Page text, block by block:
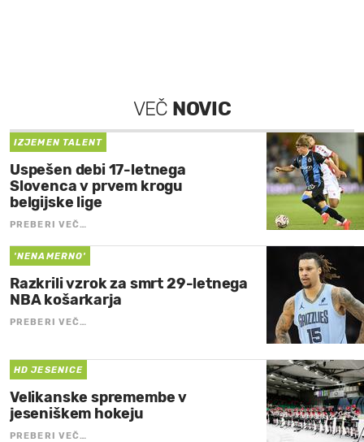
VEČ NOVIC
IZJEMEN TALENT
Uspešen debi 17-letnega
Slovenca v prvem krogu
belgijske lige
PREBERI VEČ…
'NENAMERNO'
Razkrili vzrok za smrt 29-letnega
NBA košarkarja
PREBERI VEČ…
HD JESENICE
Velikanske spremembe v
jeseniškem hokeju
PREBERI VEČ…